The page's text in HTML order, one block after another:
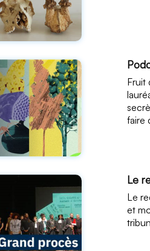
Fruit
faire
Le
Le
et